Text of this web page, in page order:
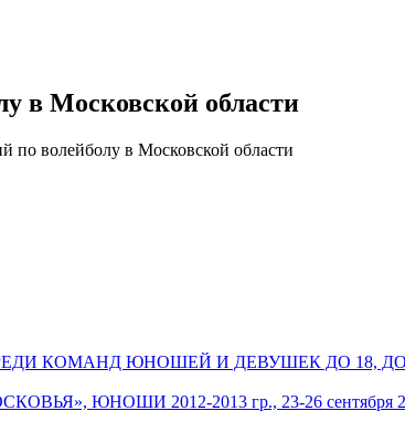
в Московской области
по волейболу в Московской области
КОМАНД ЮНОШЕЙ И ДЕВУШЕК ДО 18, ДО
ЮНОШИ 2012-2013 гр., 23-26 сентября